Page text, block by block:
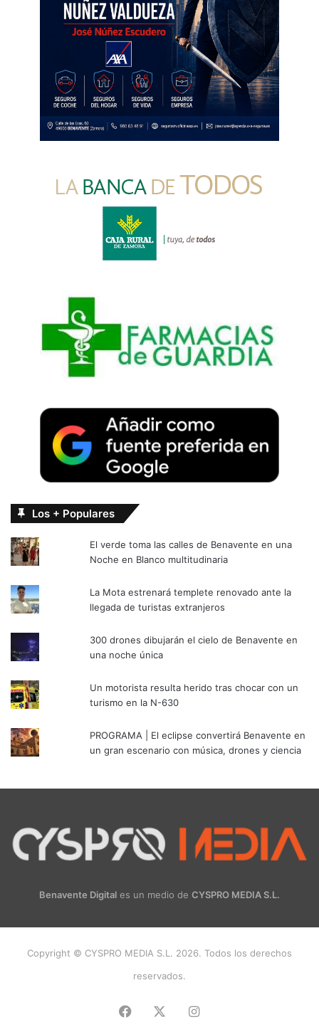
Los + Populares
El verde toma las calles de Benavente en una
Noche en Blanco multitudinaria
La Mota estrenará templete renovado ante la
llegada de turistas extranjeros
300 drones dibujarán el cielo de Benavente en
una noche única
Un motorista resulta herido tras chocar con un
turismo en la N-630
PROGRAMA | El eclipse convertirá Benavente en
un gran escenario con música, drones y ciencia
Benavente Digital es un medio de CYSPRO MEDIA S.L.
Copyright © CYSPRO MEDIA S.L. 2026. Todos los derechos
reservados.
Facebook Instagram